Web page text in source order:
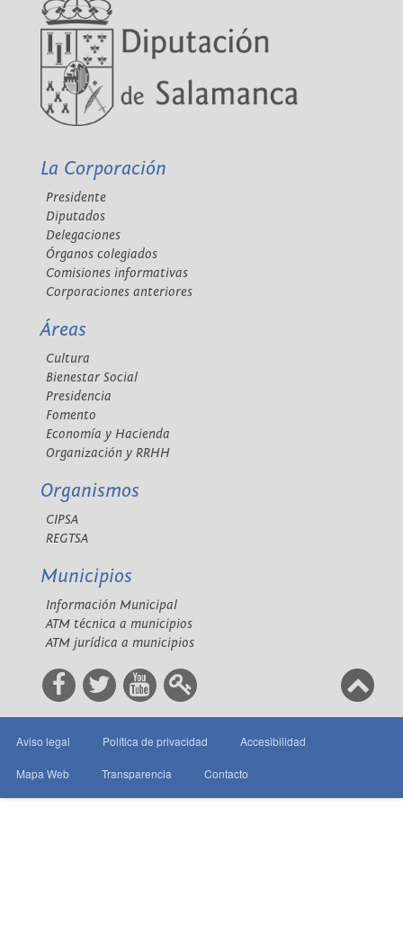
La Corporación
Presidente
Diputados
Delegaciones
Órganos colegiados
Comisiones informativas
Corporaciones anteriores
Áreas
Cultura
Bienestar Social
Presidencia
Fomento
Economía y Hacienda
Organización y RRHH
Organismos
CIPSA
REGTSA
Municipios
Información Municipal
ATM técnica a municipios
ATM jurídica a municipios
Aviso legal Política de privacidad Accesibilidad
Mapa Web Transparencia Contacto